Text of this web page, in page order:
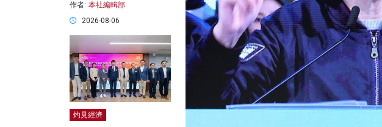
作者: 本社編輯部
2026-08-06
灼見經濟